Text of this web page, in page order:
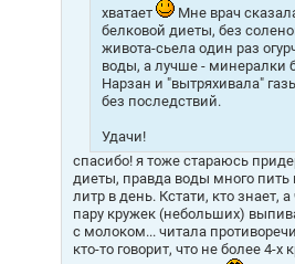
хватает
Мне врач
белковой диеты, без
живота-сьела один раз
воды, а лучше - минералки
Нарзан и "вытряхивала"
без последствий.
Удачи!
спасибо! я тоже стараюсь
диеты, правда воды много
литр в день. Кстати, кто знает,
пару кружек (небольших)
с молоком... читала
кто-то говорит, что не более 4-